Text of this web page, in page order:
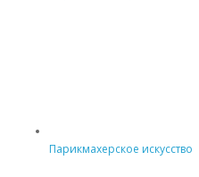
Парикмахерское искусство